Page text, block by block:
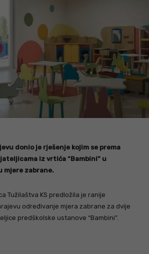
donio je rješenje kojim se prema
iz vrtića “Bambini” u
mjere zabrane.
Tužilaštva KS predložila je ranije
određivanje mjera zabrane za dvije
predškolske ustanove “Bambini”.